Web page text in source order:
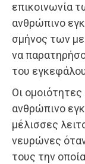
επικοινωνία
ανθρώπινο
σμήνος των
να
του
Οι
ανθρώπινο
μέλισσες
νευρώνες
τους την